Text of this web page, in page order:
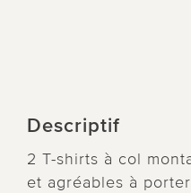
Descriptif
2 T-shirts à col
et agréables à